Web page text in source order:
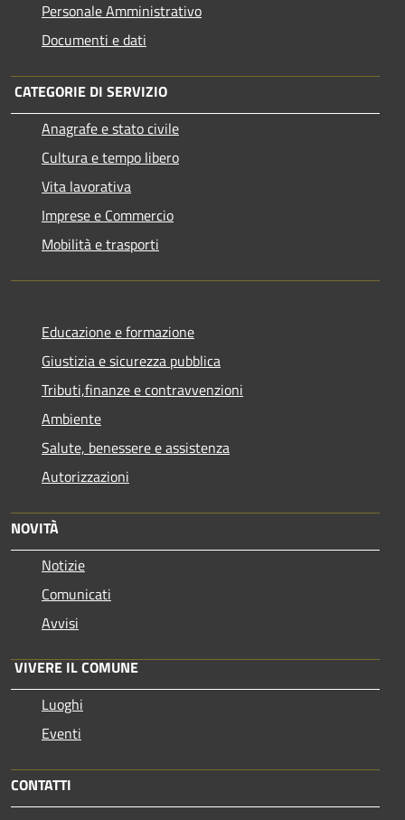
Personale Amministrativo
Documenti e dati
CATEGORIE DI SERVIZIO
Anagrafe e stato civile
Cultura e tempo libero
Vita lavorativa
Imprese e Commercio
Mobilità e trasporti
Educazione e formazione
Giustizia e sicurezza pubblica
Tributi,finanze e contravvenzioni
Ambiente
Salute, benessere e assistenza
Autorizzazioni
NOVITÀ
Notizie
Comunicati
Avvisi
VIVERE IL COMUNE
Luoghi
Eventi
CONTATTI